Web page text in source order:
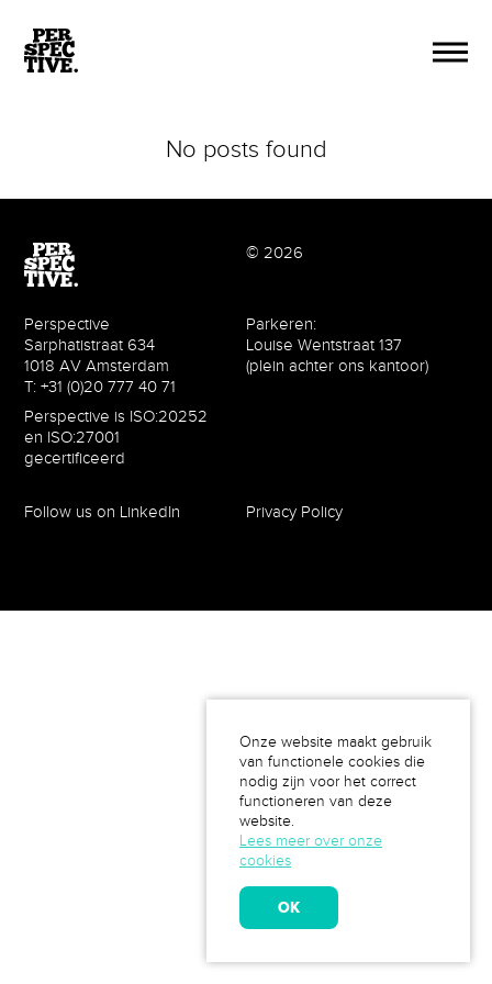
Onze website maakt gebruik
van functionele cookies die
nodig zijn voor het correct
functioneren van deze
website.
Lees meer over onze
cookies
OK
No posts found
© 2026
Perspective
Sarphatistraat 634
1018 AV Amsterdam
T: +31 (0)20 777 40 71
Perspective is ISO:20252
en ISO:27001
gecertificeerd
Parkeren:
Louise Wentstraat 137
(plein achter ons kantoor)
Follow us on LinkedIn Privacy Policy